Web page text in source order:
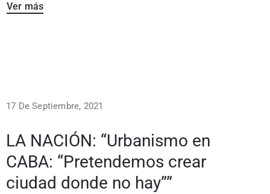
Ver más
17 De Septiembre, 2021
LA NACIÓN: “Urbanismo en
CABA: “Pretendemos crear
ciudad donde no hay””